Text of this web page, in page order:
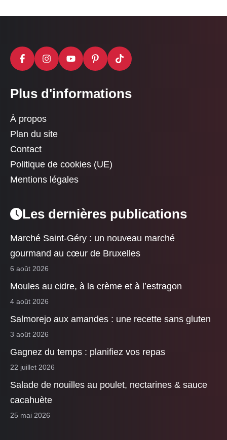
Plus d'informations
À propos
Plan du site
Contact
Politique de cookies (UE)
Mentions légales
Les dernières publications
Marché Saint-Géry : un nouveau marché
gourmand au cœur de Bruxelles
6 août 2026
Moules au cidre, à la crème et à l’estragon
4 août 2026
Salmorejo aux amandes : une recette sans gluten
3 août 2026
Gagnez du temps : planifiez vos repas
22 juillet 2026
Salade de nouilles au poulet, nectarines & sauce
cacahuète
25 mai 2026